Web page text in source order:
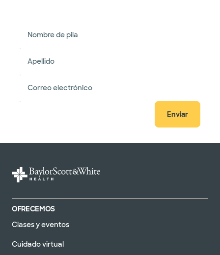
Nombre de pila
Apellido
Correo electrónico
Enviar
OFRECEMOS
Clases y eventos
Cuidado virtual